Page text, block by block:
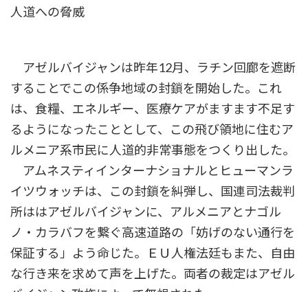
人道への脅威
アゼルバイジャンは昨年12月、ラチン回廊を遮断
することでこの係争地域の封鎖を開始した。これ
は、食糧、エネルギー、医療ケアがますます不足す
るようになったこととして、この飛び領地に住むア
ルメニア系市民に人道的非常事態をつくり出した。
アムネスティインターナショナルとヒューマンラ
イツウォッチは、この封鎖を糾弾し、国連司法裁判
所ははアゼルバイジャンに、アルメニアとナゴル
ノ・カラバフを繋ぐ高速道路の「妨げのない通行を
保証する」よう命じた。ＥＵ人権法廷もまた、自由
な行き来を求めて声を上げた。両者の裁定はアゼル